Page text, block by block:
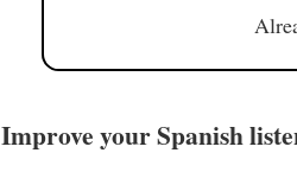
Improve your Spanish